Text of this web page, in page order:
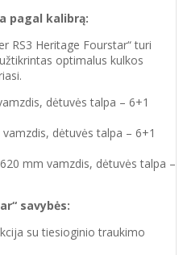
pagal kalibrą:
RS3 Heritage Fourstar“ turi
optimalus kulkos
dėtuvės talpa – 6+1
dėtuvės talpa – 6+1
mm vamzdis, dėtuvės talpa –
savybės:
su tiesioginio traukimo